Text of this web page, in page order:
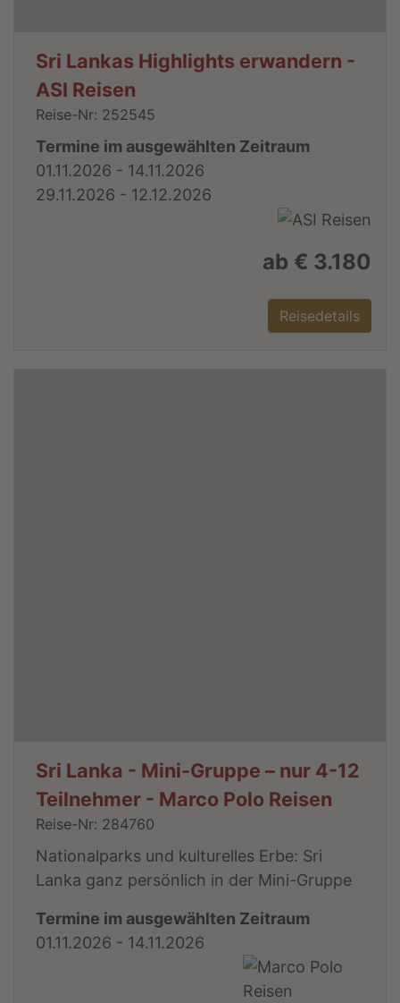
Sri Lankas Highlights erwandern -
ASI Reisen
Reise-Nr: 252545
Termine im ausgewählten Zeitraum
01.11.2026 - 14.11.2026
29.11.2026 - 12.12.2026
ab € 3.180
Reisedetails
Sri Lanka - Mini-Gruppe – nur 4-12
Teilnehmer - Marco Polo Reisen
Reise-Nr: 284760
Nationalparks und kulturelles Erbe: Sri
Lanka ganz persönlich in der Mini-Gruppe
Termine im ausgewählten Zeitraum
01.11.2026 - 14.11.2026